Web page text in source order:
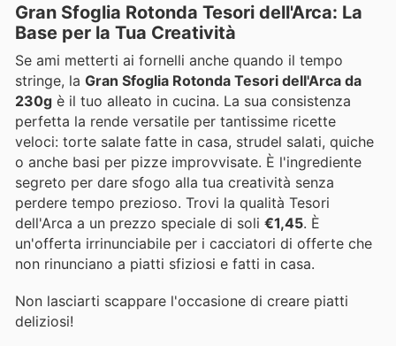
Gran Sfoglia Rotonda Tesori dell'Arca: La
Base per la Tua Creatività
Se ami metterti ai fornelli anche quando il tempo
stringe, la Gran Sfoglia Rotonda Tesori dell'Arca da
230g è il tuo alleato in cucina. La sua consistenza
perfetta la rende versatile per tantissime ricette
veloci: torte salate fatte in casa, strudel salati, quiche
o anche basi per pizze improvvisate. È l'ingrediente
segreto per dare sfogo alla tua creatività senza
perdere tempo prezioso. Trovi la qualità Tesori
dell'Arca a un prezzo speciale di soli €1,45. È
un'offerta irrinunciabile per i cacciatori di offerte che
non rinunciano a piatti sfiziosi e fatti in casa.
Non lasciarti scappare l'occasione di creare piatti
deliziosi!